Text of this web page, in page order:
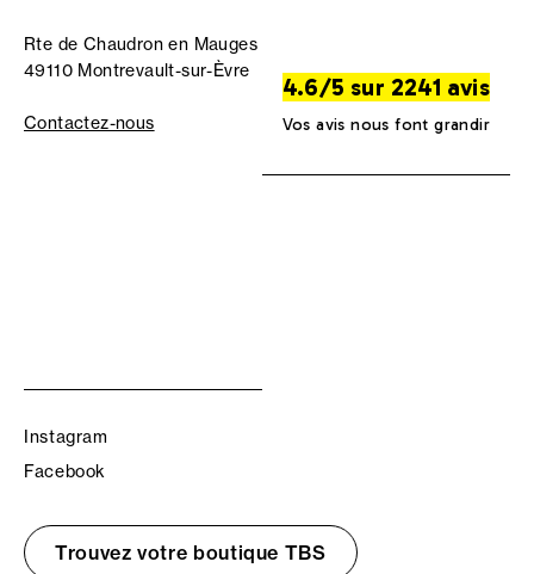
Rte de Chaudron en Mauges
49110 Montrevault-sur-Èvre
Contactez-nous
4.6/5 sur 2241 avis
Vos avis nous font grandir
Instagram
Facebook
Trouvez votre boutique TBS